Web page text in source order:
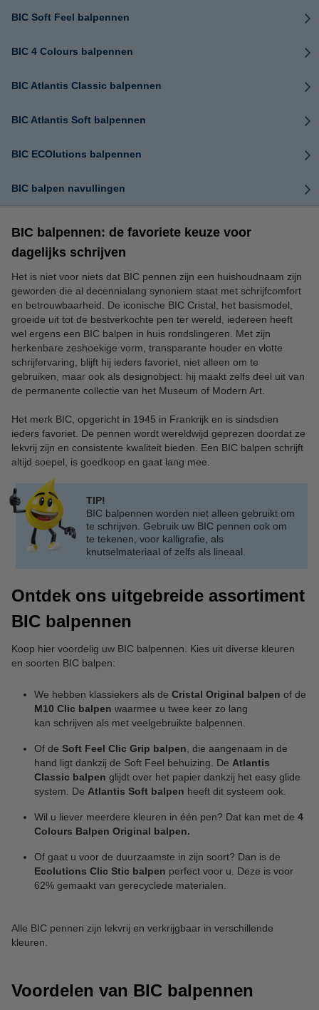
BIC Soft Feel balpennen
BIC 4 Colours balpennen
BIC Atlantis Classic balpennen
BIC Atlantis Soft balpennen
BIC ECOlutions balpennen
BIC balpen navullingen
BIC balpennen: de favoriete keuze voor
dagelijks schrijven
Het is niet voor niets dat BIC pennen zijn een huishoudnaam zijn
geworden die al decennialang synoniem staat met schrijfcomfort
en betrouwbaarheid. De iconische BIC Cristal, het basismodel,
groeide uit tot de bestverkochte pen ter wereld, iedereen heeft
wel ergens een BIC balpen in huis rondslingeren. Met zijn
herkenbare zeshoekige vorm, transparante houder en vlotte
schrijfervaring, blijft hij ieders favoriet, niet alleen om te
gebruiken, maar ook als designobject: hij maakt zelfs deel uit van
de permanente collectie van het Museum of Modern Art.
Het merk BIC, opgericht in 1945 in Frankrijk en is sindsdien
ieders favoriet. De pennen wordt wereldwijd geprezen doordat ze
lekvrij zijn en consistente kwaliteit bieden. Een BIC balpen schrijft
altijd soepel, is goedkoop en gaat lang mee.
TIP!
BIC balpennen worden niet alleen gebruikt om
te schrijven. Gebruik uw BIC pennen ook om
te tekenen, voor kalligrafie, als
knutselmateriaal of zelfs als lineaal.
Ontdek ons uitgebreide assortiment
BIC balpennen
Koop hier voordelig uw BIC balpennen. Kies uit diverse kleuren
en soorten BIC balpen:
We hebben klassiekers als de Cristal Original balpen of de
M10 Clic balpen waarmee u twee keer zo lang
kan schrijven als met veelgebruikte balpennen.
Of de Soft Feel Clic Grip balpen , die aangenaam in de
hand ligt dankzij de Soft Feel behuizing. De Atlantis
Classic balpen glijdt over het papier dankzij het easy glide
system. De Atlantis Soft balpen heeft dit systeem ook.
Wil u liever meerdere kleuren in één pen? Dat kan met de 4
Colours Balpen Original balpen.
Of gaat u voor de duurzaamste in zijn soort? Dan is de
Ecolutions Clic Stic balpen perfect voor u. Deze is voor
62% gemaakt van gerecyclede materialen.
Alle BIC pennen zijn lekvrij en verkrijgbaar in verschillende
kleuren.
Voordelen van BIC balpennen